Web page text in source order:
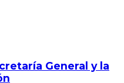
General y la